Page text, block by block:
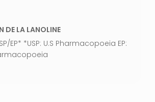
DE LA LANOLINE
EP* *USP: U.S Pharmacopoeia EP: